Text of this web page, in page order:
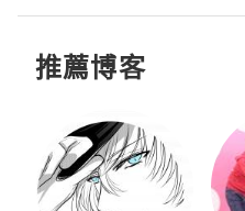
推薦博客